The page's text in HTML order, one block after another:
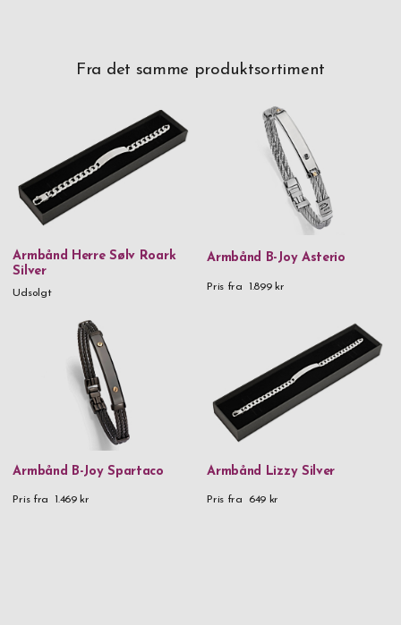
Fra det samme produktsortiment
Armbånd Herre Sølv Roark
Silver
Udsolgt
Armbånd B-Joy Asterio
Pris fra 1.899 kr
Armbånd B-Joy Spartaco
Pris fra 1.469 kr
Armbånd Lizzy Silver
Pris fra 649 kr